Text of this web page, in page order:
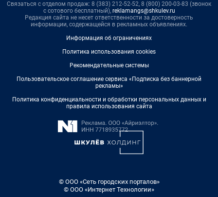
Связаться с отделом продаж: 8 (383) 212-52-52, 8 (800) 200-03-83 (звонок
с сотового бесплатный), reklamangs@shkulev.ru
Редакция сайта не несет ответственности за достоверность
информации, содержащейся в рекламных объявлениях.
Информация об ограничениях
Политика использования cookies
Рекомендательные системы
Пользовательское соглашение сервиса «Подписка без баннерной
рекламы»
Политика конфиденциальности и обработки персональных данных и
правила использования сайта
© ООО «Сеть городских порталов»
© ООО «Интернет Технологии»